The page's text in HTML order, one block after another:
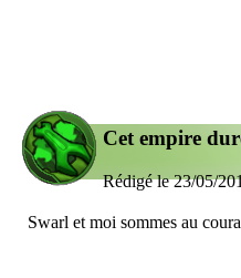
Cet empire
Rédigé le 23/05/
Swarl et moi sommes au